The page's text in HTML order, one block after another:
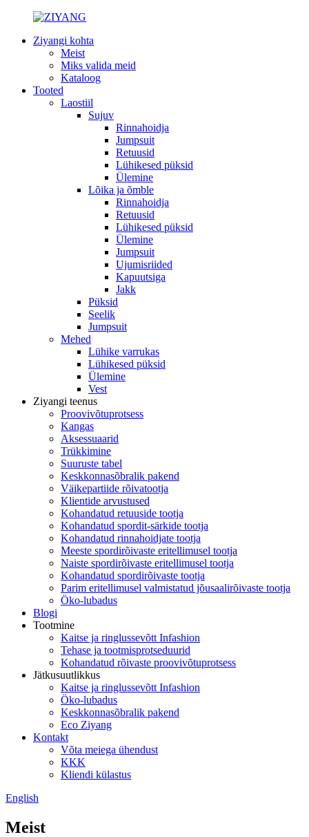
Ziyangi kohta
Meist
Miks valida meid
Kataloog
Tooted
Laostiil
Sujuv
Rinnahoidja
Jumpsuit
Retuusid
Lühikesed püksid
Ülemine
Lõika ja õmble
Rinnahoidja
Retuusid
Lühikesed püksid
Ülemine
Jumpsuit
Ujumisriided
Kapuutsiga
Jakk
Püksid
Seelik
Jumpsuit
Mehed
Lühike varrukas
Lühikesed püksid
Ülemine
Vest
Ziyangi teenus
Proovivõtuprotsess
Kangas
Aksessuaarid
Trükkimine
Suuruste tabel
Keskkonnasõbralik pakend
Väikepartiide rõivatootja
Klientide arvustused
Kohandatud retuuside tootja
Kohandatud spordit-särkide tootja
Kohandatud rinnahoidjate tootja
Meeste spordirõivaste eritellimusel tootja
Naiste spordirõivaste eritellimusel tootja
Kohandatud spordirõivaste tootja
Parim eritellimusel valmistatud jõusaalirõivaste tootja
Öko-lubadus
Blogi
Tootmine
Kaitse ja ringlussevõtt Infashion
Tehase ja tootmisprotseduurid
Kohandatud rõivaste proovivõtuprotsess
Jätkusuutlikkus
Kaitse ja ringlussevõtt Infashion
Öko-lubadus
Keskkonnasõbralik pakend
Eco Ziyang
Kontakt
Võta meiega ühendust
KKK
Kliendi külastus
English
Meist